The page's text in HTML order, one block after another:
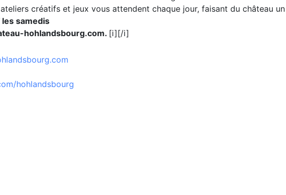
créatifs et jeux vous attendent chaque jour, faisant du château
les samedis
hohlandsbourg.com. [i][/i]
hohlandsbourg